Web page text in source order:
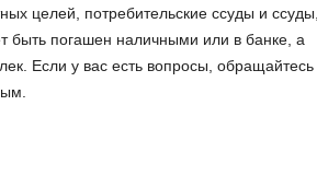
целей, потребительские ссуды и ссуды,
быть погашен наличными или в банке, а
Если у вас есть вопросы, обращайтесь